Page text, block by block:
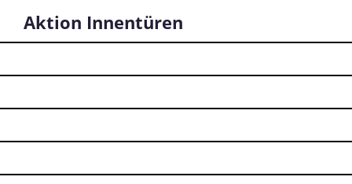
Aktion Innentüren